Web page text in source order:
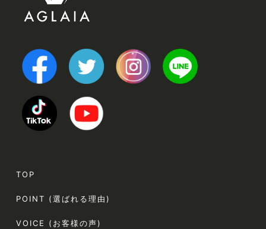
TOP
POINT (選ばれる理由)
VOICE (お客様の声)